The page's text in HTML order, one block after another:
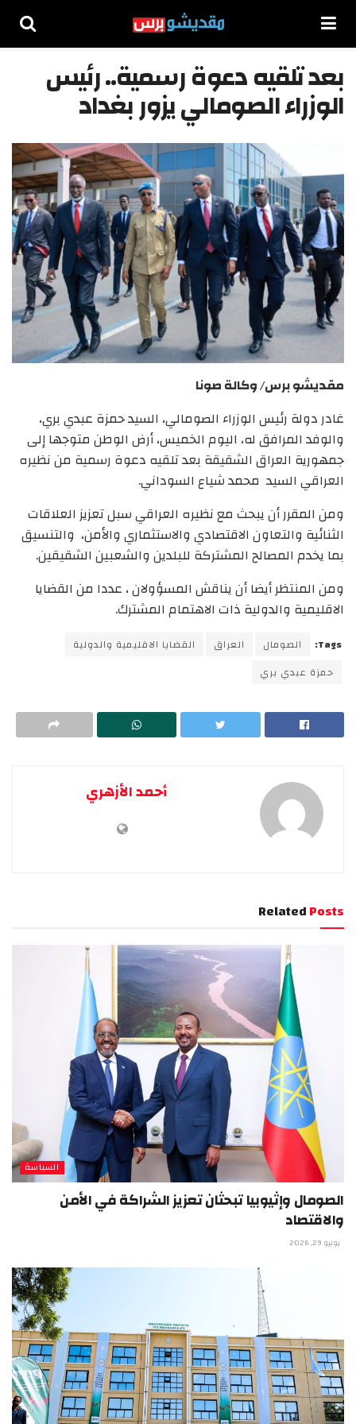
بعد تلقيه دعوة رسمية.. رئيس
الوزراء الصومالي يزور بغداد
مقديشو برس/ وكالة صونا
غادر دولة رئيس الوزراء الصومالي، السيد حمزة عبدي بري،
والوفد المرافق له، اليوم الخميس، أرض الوطن متوجها إلى
جمهورية العراق الشقيقة بعد تلقيه دعوة رسمية من نظيره
العراقي السيد محمد شياع السوداني.
ومن المقرر أن يبحث مع نظيره العراقي سبل تعزيز العلاقات
الثنائية والتعاون الاقتصادي والاستثماري والأمن، والتنسيق
بما يخدم المصالح المشتركة للبلدين والشعبين الشقيقين.
ومن المنتظر أيضا أن يناقش المسؤولان ، عددا من القضايا
الاقليمية والدولية ذات الاهتمام المشترك.
Tags: الصومال العراق
القضايا الاقليمية والدولية
حمزة عبدي بري
أحمد الأزهري
RelatedPosts
السياسة
الصومال وإثيوبيا تبحثان تعزيز الشراكة في الأمن
والاقتصاد
يونيو 29, 2026